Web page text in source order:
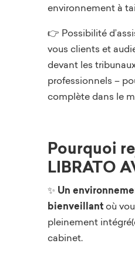
environnement à
👉 Possibilité
vous clients et
devant les
professionnels –
complète dans le
Pourquoi
LIBRATO
✨ Un
bienveillantoù
pleinement
cabinet.